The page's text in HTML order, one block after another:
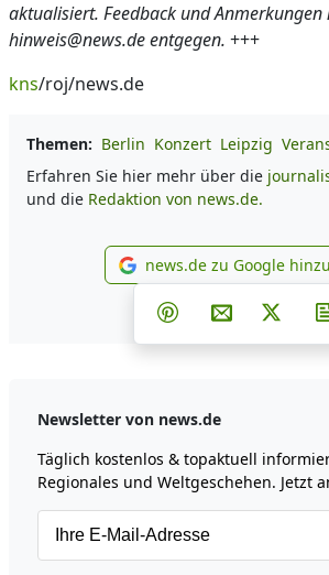
aktualisiert. Feedback und
hinweis@news.de entgegen. +++
kns/roj/news.de
Themen: Berlin Konzert Leipzig
Erfahren Sie hier mehr über die
und die Redaktion von news.de.
news.de
news.de zu Google
Teilen aufTeilen auf
Teilen aufPer E-Mail
Post
Newsletter von news.de
Täglich kostenlos & topaktuell
Regionales und Weltgeschehen. Jetzt